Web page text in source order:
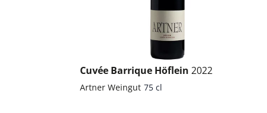
Cuvée Barrique Höflein 2022
Artner Weingut 75 cl